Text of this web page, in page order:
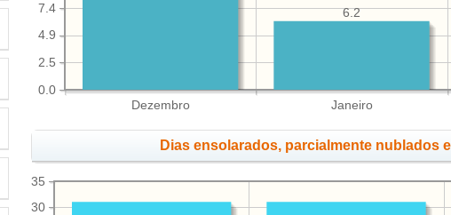
Dezembro Janeiro
0.0
2.5
4.9
7.4 6.2
Dias ensolarados, parcialmente nublados
30
35